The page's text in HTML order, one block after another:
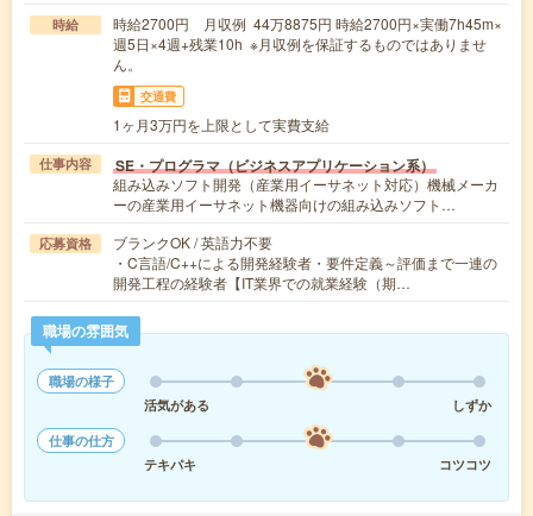
時給
時給2700円 月収例 44万8875円 時給2700円×実働7h45m×
週5日×4週+残業10h ※月収例を保証するものではありませ
ん。
交通費
1ヶ月3万円を上限として実費支給
仕事内容 SE・プログラマ（ビジネスアプリケーション系）
組み込みソフト開発（産業用イーサネット対応）機械メーカ
ーの産業用イーサネット機器向けの組み込みソフト…
応募資格
ブランクOK / 英語力不要
・C言語/C++による開発経験者・要件定義～評価まで一連の
開発工程の経験者【IT業界での就業経験（期…
職場の雰囲気
職場の様子
活気がある
しずか
仕事の仕方
テキパキ
コツコツ